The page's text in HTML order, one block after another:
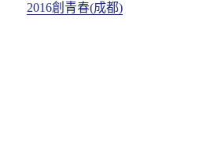
2016創青春(成都)